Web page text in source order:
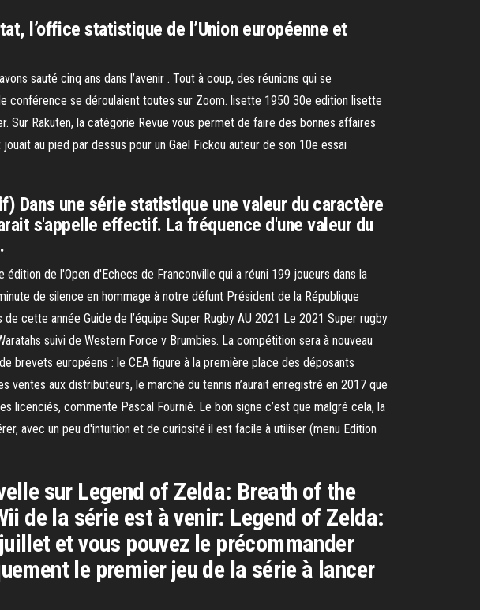
l’office statistique de l’Union européenne et
sauté cinq ans dans l’avenir . Tout à coup, des réunions qui se
conférence se déroulaient toutes sur Zoom. lisette 1950 30e edition lisette
Rakuten, la catégorie Revue vous permet de faire des bonnes affaires
au pied par dessus pour un Gaël Fickou auteur de son 10e essai
Dans une série statistique une valeur du caractère
s'appelle effectif. La fréquence d'une valeur du
de l'Open d'Echecs de Franconville qui a réuni 199 joueurs dans la
de silence en hommage à notre défunt Président de la République
cette année Guide de l’équipe Super Rugby AU 2021 Le 2021 Super rugby
suivi de Western Force v Brumbies. La compétition sera à nouveau
brevets européens : le CEA figure à la première place des déposants
ventes aux distributeurs, le marché du tennis n’aurait enregistré en 2017 que
licenciés, commente Pascal Fournié. Le bon signe c’est que malgré cela, la
avec un peu d'intuition et de curiosité il est facile à utiliser (menu Edition
sur Legend of Zelda: Breath of the
de la série est à venir: Legend of Zelda:
et vous pouvez le précommander
le premier jeu de la série à lancer